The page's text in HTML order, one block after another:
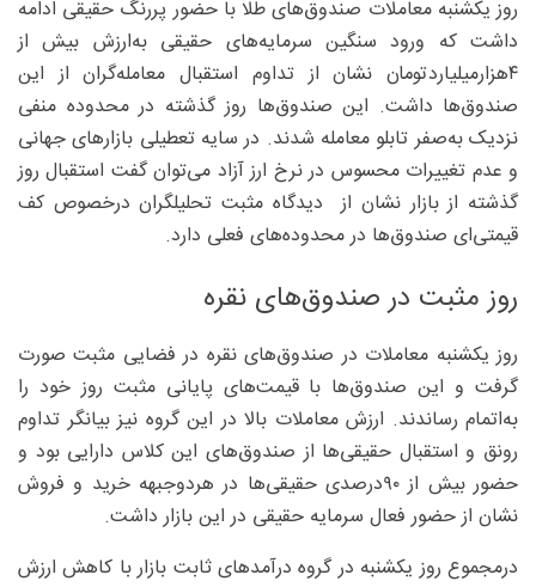
روز یکشنبه معاملات صندوق‌های طلا با حضور پررنگ حقیقی ادامه
داشت که ورود سنگین سرمایه‌های حقیقی به‌ارزش بیش از
۴هزار‌میلیاردتومان نشان از تداوم استقبال معامله‌گران از این
صندوق‌ها داشت. این صندوق‌ها روز گذشته در محدوده منفی
نزدیک به‌صفر تابلو معامله شدند. در سایه تعطیلی بازارهای جهانی
و عدم تغییرات محسوس در نرخ ارز آزاد می‌توان گفت استقبال روز
گذشته از بازار نشان از دیدگاه مثبت تحلیلگران درخصوص کف
قیمتی‌ای صندوق‌ها در محدوده‌های فعلی دارد.
روز مثبت در صندوق‌های نقره
روز یکشنبه معاملات در صندوق‌های نقره در فضایی مثبت صورت
گرفت و این صندوق‌ها با قیمت‌های پایانی مثبت روز خود را
به‌اتمام رساندند. ارزش معاملات بالا در این گروه نیز بیانگر تداوم
رونق و استقبال حقیقی‌ها از صندوق‌های این کلاس دارایی بود و
حضور بیش از ۹۰‌درصدی حقیقی‌ها در هردوجبهه خرید و فروش
نشان از حضور فعال سرمایه حقیقی در این بازار داشت.
درمجموع روز یکشنبه در گروه درآمدهای ثابت بازار با کاهش ارزش